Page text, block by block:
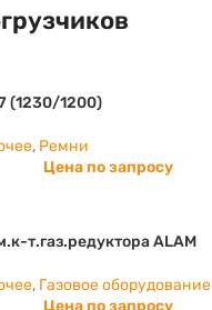
(1230/1200)
, Ремни
Цена по запросу
т.газ.редуктора ALAM
, Газовое оборудование
Цена по запросу